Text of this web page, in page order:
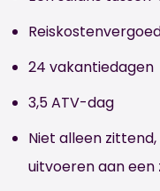
24 vakantiedagen
3,5 ATV-dag
Niet alleen
uitvoeren aan